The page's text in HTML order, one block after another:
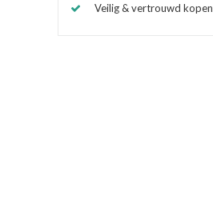
Veilig & vertrouwd kopen